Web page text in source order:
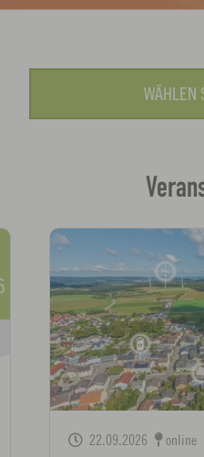
WÄHLEN
22.09.2026 online